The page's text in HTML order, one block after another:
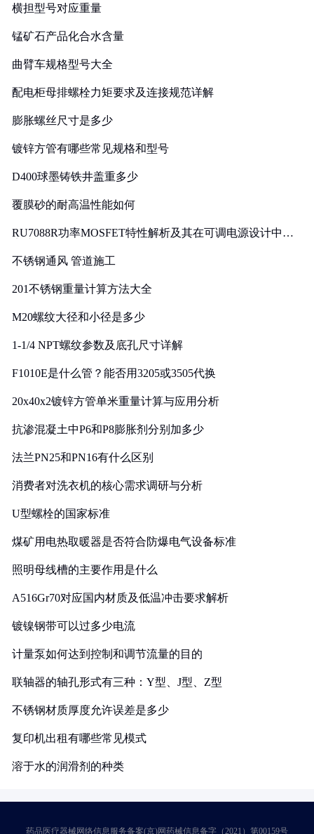
横担型号对应重量
锰矿石产品化合水含量
曲臂车规格型号大全
配电柜母排螺栓力矩要求及连接规范详解
膨胀螺丝尺寸是多少
镀锌方管有哪些常见规格和型号
D400球墨铸铁井盖重多少
覆膜砂的耐高温性能如何
RU7088R功率MOSFET特性解析及其在可调电源设计中的
不锈钢通风 管道施工
201不锈钢重量计算方法大全
M20螺纹大径和小径是多少
1-1/4 NPT螺纹参数及底孔尺寸详解
F1010E是什么管？能否用3205或3505代换
20x40x2镀锌方管单米重量计算与应用分析
抗渗混凝土中P6和P8膨胀剂分别加多少
法兰PN25和PN16有什么区别
消费者对洗衣机的核心需求调研与分析
U型螺栓的国家标准
煤矿用电热取暖器是否符合防爆电气设备标准
照明母线槽的主要作用是什么
A516Gr70对应国内材质及低温冲击要求解析
镀镍钢带可以过多少电流
计量泵如何达到控制和调节流量的目的
联轴器的轴孔形式有三种：Y型、J型、Z型
不锈钢材质厚度允许误差是多少
复印机出租有哪些常见模式
溶于水的润滑剂的种类
药品医疗器械网络信息服务备案(京)网药械信息备字（2021）第00159号